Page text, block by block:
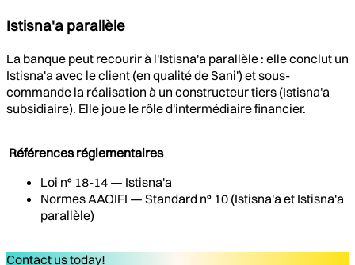
Istisna'a parallèle
La banque peut recourir à l'Istisna'a parallèle : elle conclut un
Istisna'a avec le client (en qualité de Sani') et sous-
commande la réalisation à un constructeur tiers (Istisna'a
subsidiaire). Elle joue le rôle d'intermédiaire financier.
Références réglementaires
Loi n° 18-14 — Istisna'a
Normes AAOIFI — Standard n° 10 (Istisna'a et Istisna'a
parallèle)
Contact us today!